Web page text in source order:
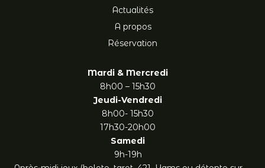
Actualités
A propos
Réservation
Mardi & Mercredi
8h00 – 15h30
Jeudi-Vendredi
8h00- 15h30
17h30-20h00
Samedi
9h-19h